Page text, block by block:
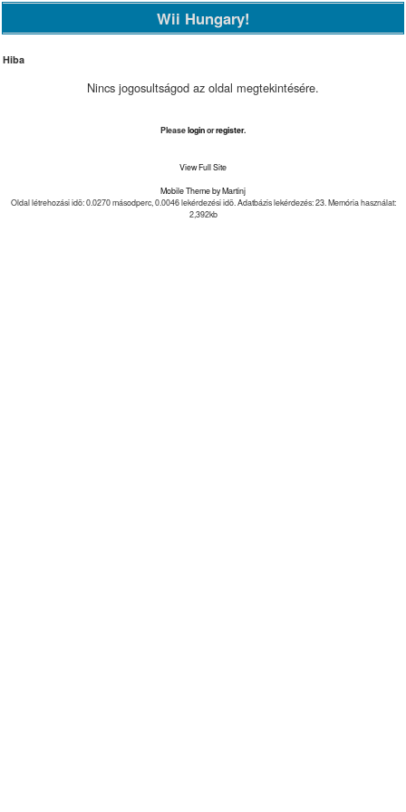
Wii Hungary!
Hiba
Nincs jogosultságod az oldal megtekintésére.
Pleaseloginorregister.
View Full Site
Mobile Theme by Martinj
Oldal létrehozási idõ: 0.0270 másodperc, 0.0046 lekérdezési idõ. Adatbázis lekérdezés: 23. Memória használat:
2,392kb